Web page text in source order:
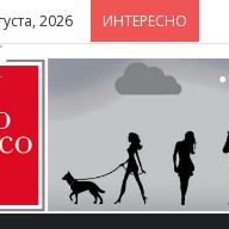
2026 ИНТЕРЕСНО